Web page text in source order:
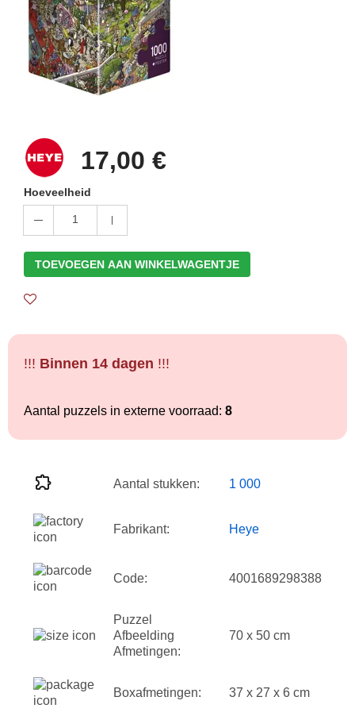
17,00 €
Hoeveelheid
1
TOEVOEGEN AAN WINKELWAGENTJE
!!! Binnen 14 dagen !!!
Aantal puzzels in externe voorraad: 8
Aantal stukken: 1 000
Fabrikant: Heye
Code: 4001689298388
Puzzel
Afbeelding
Afmetingen:
70 x 50 cm
Boxafmetingen: 37 x 27 x 6 cm